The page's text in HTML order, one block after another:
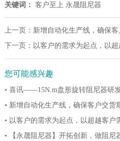
关键词： 客户至上 永晟阻尼器
上一页： 新增自动化生产线，确保
下一页： 以客户的需求为起点，以
您可能感兴趣
• 喜讯——15N.m盘形旋转阻尼器研
• 新增自动化生产线，确保客户交货
• 以客户的需求为起点，以超越客户
• 【永晟阻尼器】开拓创新，做阻尼